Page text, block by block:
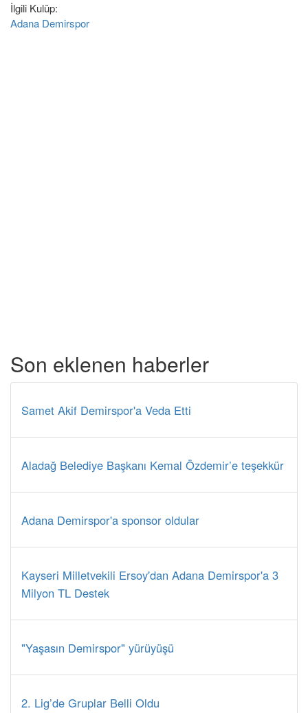
İlgili Kulüp:
Adana Demirspor
Son eklenen haberler
Samet Akif Demirspor'a Veda Etti
Aladağ Belediye Başkanı Kemal Özdemir’e teşekkür
Adana Demirspor'a sponsor oldular
Kayseri Milletvekili Ersoy'dan Adana Demirspor'a 3
Milyon TL Destek
"Yaşasın Demirspor" yürüyüşü
2. Lig’de Gruplar Belli Oldu